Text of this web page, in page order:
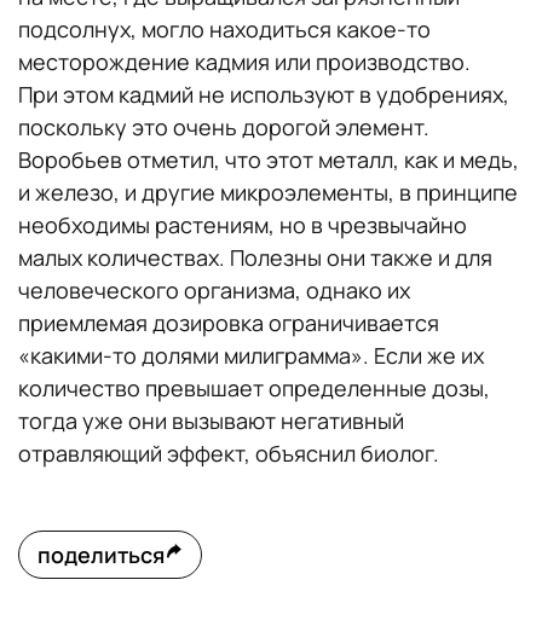
подсолнух, могло находиться какое-то
месторождение кадмия или производство.
При этом кадмий не используют в удобрениях,
поскольку это очень дорогой элемент.
Воробьев отметил, что этот металл, как и медь,
и железо, и другие микроэлементы, в принципе
необходимы растениям, но в чрезвычайно
малых количествах. Полезны они также и для
человеческого организма, однако их
приемлемая дозировка ограничивается
«какими-то долями милиграмма». Если же их
количество превышает определенные дозы,
тогда уже они вызывают негативный
отравляющий эффект, объяснил биолог.
поделиться